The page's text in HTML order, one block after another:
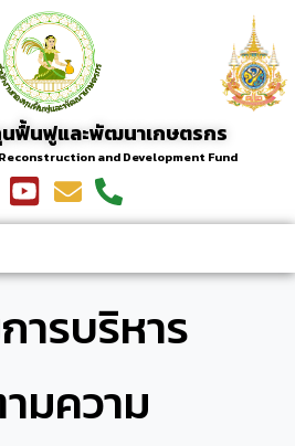
ฟื้นฟูและพัฒนาเกษตรกร
and Development Fund
ารบริหาร
มความ